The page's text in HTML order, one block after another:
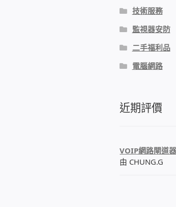
技術服務
監視器安防
二手福利品
電腦網路
近期評價
VOIP網路閘道器
由 CHUNG.G